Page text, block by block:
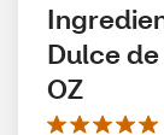
Dulce
OZ